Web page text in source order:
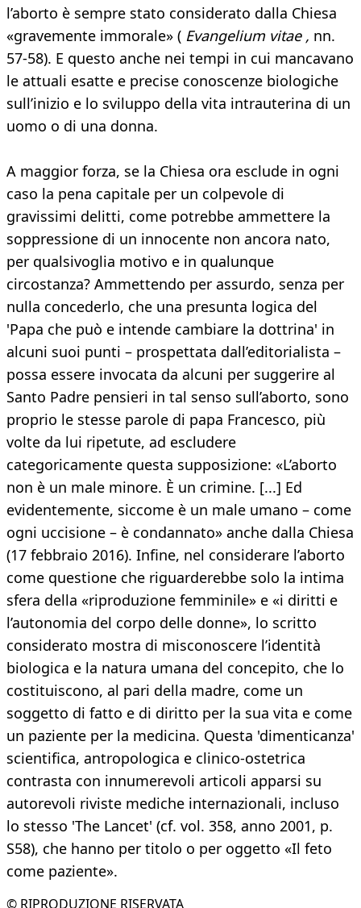
l’aborto è sempre stato considerato dalla Chiesa
«gravemente immorale» ( Evangelium vitae , nn.
57-58). E questo anche nei tempi in cui mancavano
le attuali esatte e precise conoscenze biologiche
sull’inizio e lo sviluppo della vita intrauterina di un
uomo o di una donna.
A maggior forza, se la Chiesa ora esclude in ogni
caso la pena capitale per un colpevole di
gravissimi delitti, come potrebbe ammettere la
soppressione di un innocente non ancora nato,
per qualsivoglia motivo e in qualunque
circostanza? Ammettendo per assurdo, senza per
nulla concederlo, che una presunta logica del
'Papa che può e intende cambiare la dottrina' in
alcuni suoi punti – prospettata dall’editorialista –
possa essere invocata da alcuni per suggerire al
Santo Padre pensieri in tal senso sull’aborto, sono
proprio le stesse parole di papa Francesco, più
volte da lui ripetute, ad escludere
categoricamente questa supposizione: «L’aborto
non è un male minore. È un crimine. [...] Ed
evidentemente, siccome è un male umano – come
ogni uccisione – è condannato» anche dalla Chiesa
(17 febbraio 2016). Infine, nel considerare l’aborto
come questione che riguarderebbe solo la intima
sfera della «riproduzione femminile» e «i diritti e
l’autonomia del corpo delle donne», lo scritto
considerato mostra di misconoscere l’identità
biologica e la natura umana del concepito, che lo
costituiscono, al pari della madre, come un
soggetto di fatto e di diritto per la sua vita e come
un paziente per la medicina. Questa 'dimenticanza'
scientifica, antropologica e clinico-ostetrica
contrasta con innumerevoli articoli apparsi su
autorevoli riviste mediche internazionali, incluso
lo stesso 'The Lancet' (cf. vol. 358, anno 2001, p.
S58), che hanno per titolo o per oggetto «Il feto
come paziente».
© RIPRODUZIONE RISERVATA